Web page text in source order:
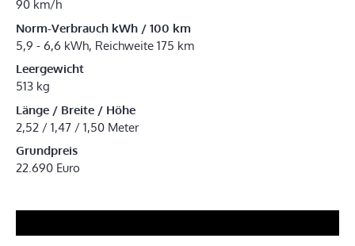
90 km/h
Norm-Verbrauch kWh / 100 km
5,9 - 6,6 kWh, Reichweite 175 km
Leergewicht
513 kg
Länge / Breite / Höhe
2,52 / 1,47 / 1,50 Meter
Grundpreis
22.690 Euro